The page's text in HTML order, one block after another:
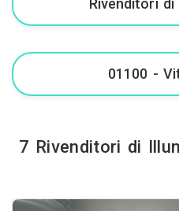
7 Rivenditori di